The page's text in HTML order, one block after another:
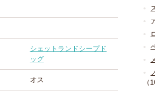
シェットランドシープド
ッグ
オス （